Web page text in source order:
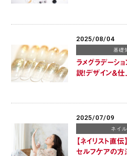
2025/08/04
基礎
ラメグラデーシ
説！デザイン＆
2025/07/09
ネイ
【ネイリスト直
セルフケアの方